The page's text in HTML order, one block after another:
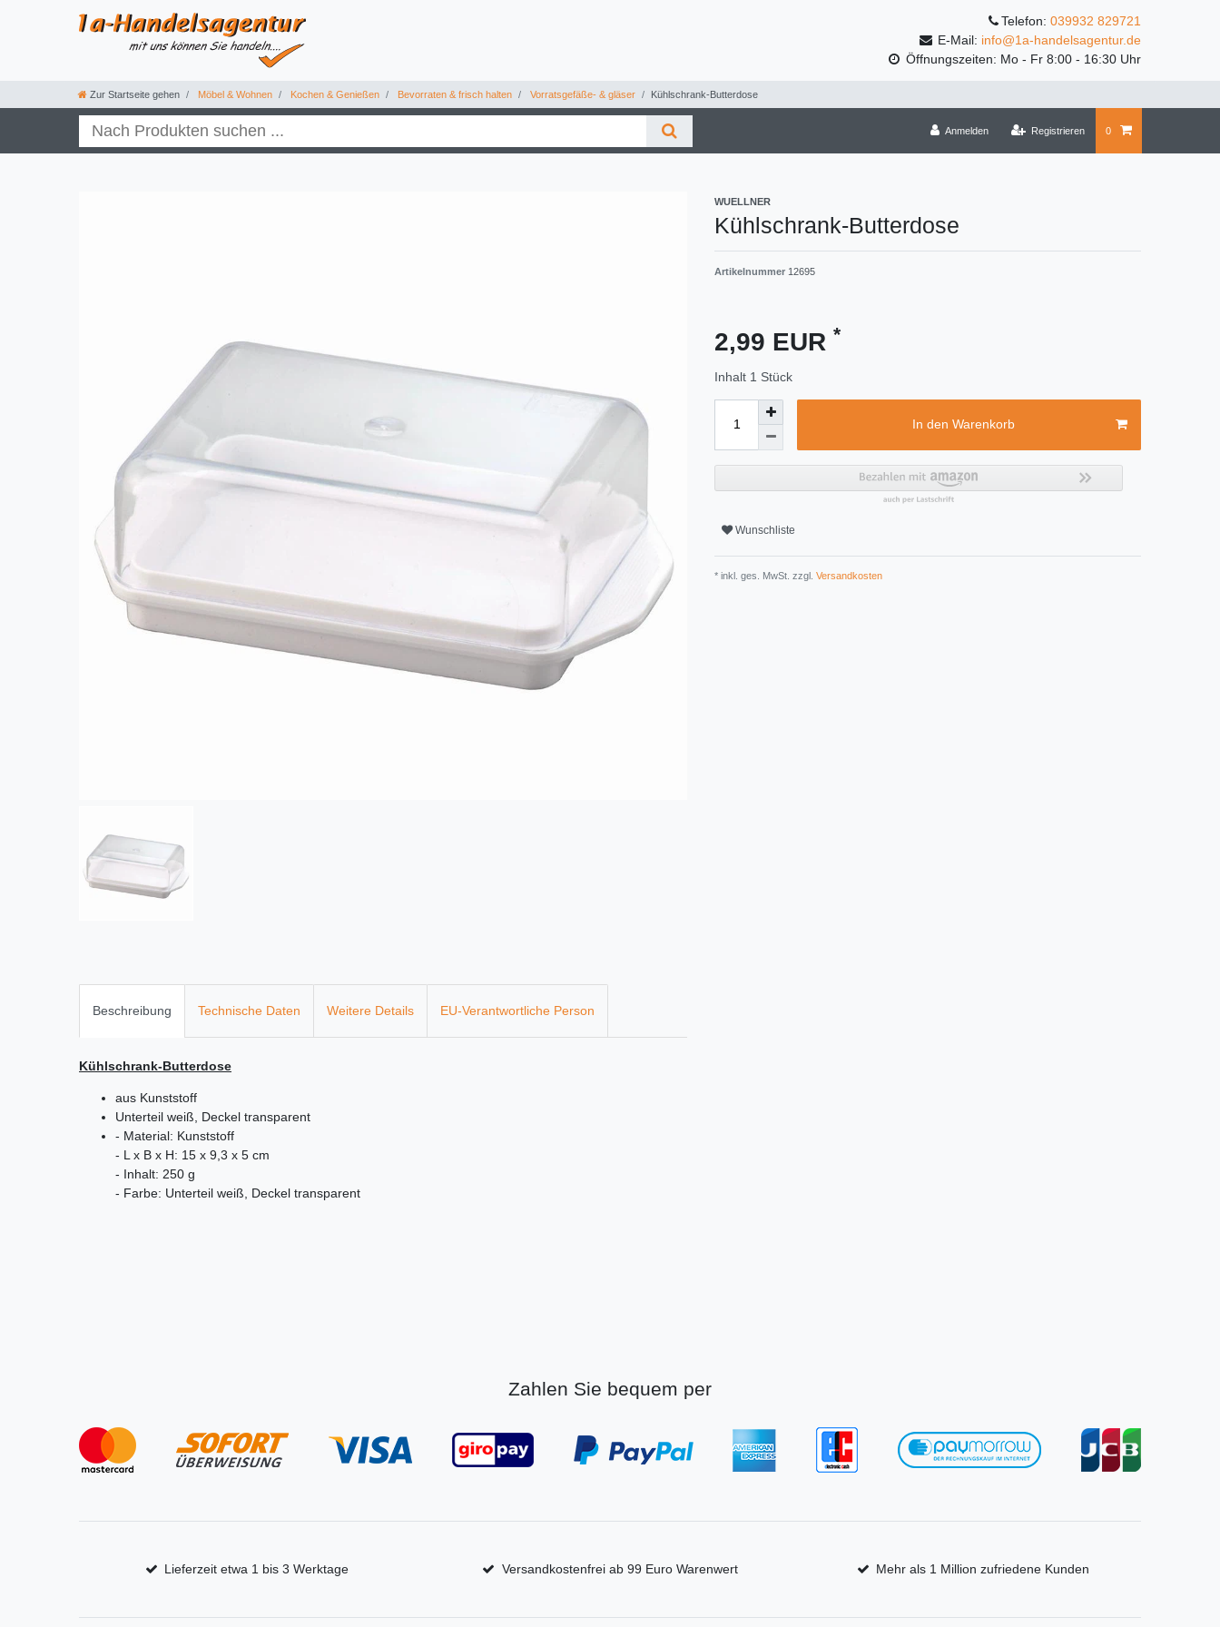
Telefon: 039932 829721
E-Mail: info@1a-handelsagentur.de
Öffnungszeiten: Mo - Fr 8:00 - 16:30 Uhr
Zur Startseite gehen Möbel & Wohnen Kochen & Genießen Bevorraten & frisch halten Vorratsgefäße- & gläser Kühlschrank-Butterdose
Anmelden Registrieren 0
WUELLNER
Kühlschrank-Butterdose
Artikelnummer 12695
2,99 EUR *
Inhalt 1 Stück
In den Warenkorb
Wunschliste
* inkl. ges. MwSt. zzgl. Versandkosten
Beschreibung Technische Daten Weitere Details EU-Verantwortliche Person
Kühlschrank-Butterdose
aus Kunststoff
Unterteil weiß, Deckel transparent
- Material: Kunststoff
- L x B x H: 15 x 9,3 x 5 cm
- Inhalt: 250 g
- Farbe: Unterteil weiß, Deckel transparent
Zahlen Sie bequem per
Lieferzeit etwa 1 bis 3 Werktage Versandkostenfrei ab 99 Euro Warenwert Mehr als 1 Million zufriedene Kunden